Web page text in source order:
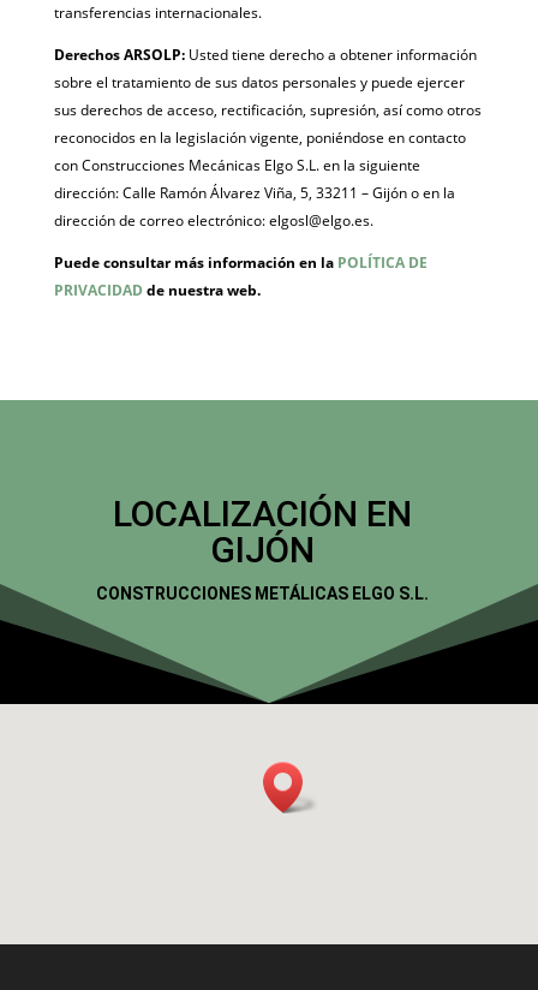
transferencias internacionales.
Derechos ARSOLP:Usted tiene derecho a obtener información
sobre el tratamiento de sus datos personales y puede ejercer
sus derechos de acceso, rectificación, supresión, así como otros
reconocidos en la legislación vigente, poniéndose en contacto
con Construcciones Mecánicas Elgo S.L. en la siguiente
dirección: Calle Ramón Álvarez Viña, 5, 33211 – Gijón o en la
dirección de correo electrónico: elgosl@elgo.es.
Puede consultar más información en la POLÍTICA DE
PRIVACIDAD de nuestra web.
LOCALIZACIÓN EN
GIJÓN
CONSTRUCCIONES METÁLICAS ELGO S.L.